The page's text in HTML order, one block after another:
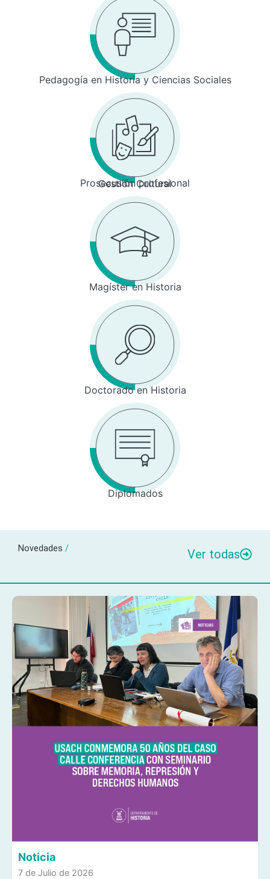
Pedagogía en Historia y Ciencias Sociales
Prosecusión profesional
Gestión Cultural
Magíster en Historia
Doctorado en Historia
Diplomados
Novedades / Ver todas
Noticia
7 de Julio de 2026